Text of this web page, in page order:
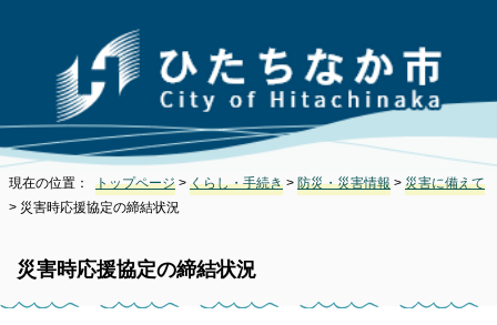
現在の位置： トップページ > くらし・手続き > 防災・災害情報 > 災害に備えて
> 災害時応援協定の締結状況
災害時応援協定の締結状況